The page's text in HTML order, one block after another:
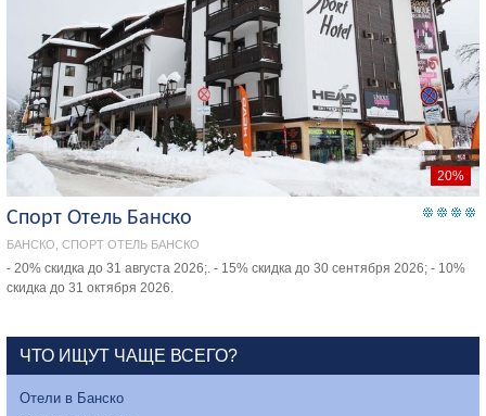
20%
Спорт Отель Банско
БАНСКО, СПОРТ ОТЕЛЬ БАНСКО
- 20% скидка до 31 августа 2026;. - 15% скидка до 30 сентября 2026; - 10%
скидка до 31 октября 2026.
ЧТО ИЩУТ ЧАЩЕ ВСЕГО?
Отели в Банско